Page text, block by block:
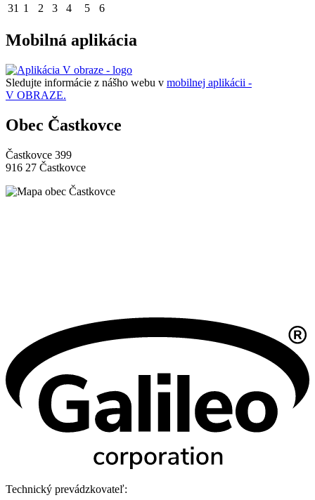
31 1 2 3 4 5 6
Mobilná aplikácia
Sledujte informácie z nášho webu v mobilnej aplikácii -
V OBRAZE.
Obec Častkovce
Častkovce 399
916 27 Častkovce
Technický prevádzkovateľ: